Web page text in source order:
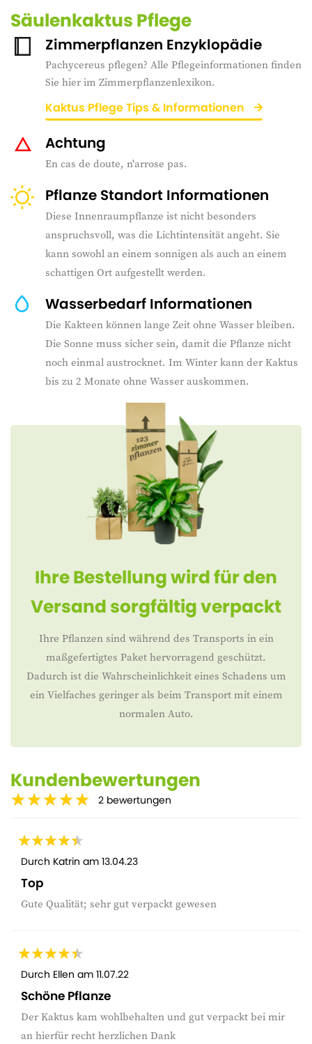
Säulenkaktus Pflege
Zimmerpflanzen Enzyklopädie
Pachycereus pflegen? Alle Pflegeinformationen finden
Sie hier im Zimmerpflanzenlexikon.
Kaktus Pflege Tips & Informationen
Achtung
En cas de doute, n'arrose pas.
Pflanze Standort Informationen
Diese Innenraumpflanze ist nicht besonders
anspruchsvoll, was die Lichtintensität angeht. Sie
kann sowohl an einem sonnigen als auch an einem
schattigen Ort aufgestellt werden.
Wasserbedarf Informationen
Die Kakteen können lange Zeit ohne Wasser bleiben.
Die Sonne muss sicher sein, damit die Pflanze nicht
noch einmal austrocknet. Im Winter kann der Kaktus
bis zu 2 Monate ohne Wasser auskommen.
Ihre Bestellung wird für den
Versand sorgfältig verpackt
Ihre Pflanzen sind während des Transports in ein
maßgefertigtes Paket hervorragend geschützt.
Dadurch ist die Wahrscheinlichkeit eines Schadens um
ein Vielfaches geringer als beim Transport mit einem
normalen Auto.
Kundenbewertungen
2 bewertungen
Durch Katrin am 13.04.23
Top
Gute Qualität; sehr gut verpackt gewesen
Durch Ellen am 11.07.22
Schöne Pflanze
Der Kaktus kam wohlbehalten und gut verpackt bei mir
an hierfür recht herzlichen Dank